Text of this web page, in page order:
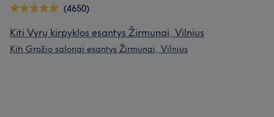
(4650)
Kiti Vyrų kirpyklos esantys Žirmunai, Vilnius
Kiti Grožio salonai esantys Žirmunai, Vilnius